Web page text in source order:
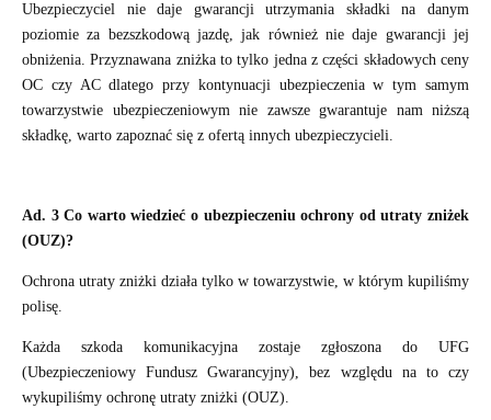
Ubezpieczyciel nie daje gwarancji utrzymania składki na danym
poziomie za bezszkodową jazdę, jak również nie daje gwarancji jej
obniżenia. Przyznawana zniżka to tylko jedna z części składowych ceny
OC czy AC dlatego przy kontynuacji ubezpieczenia w tym samym
towarzystwie ubezpieczeniowym nie zawsze gwarantuje nam niższą
składkę, warto zapoznać się z ofertą innych ubezpieczycieli.
Ad. 3 Co warto wiedzieć o ubezpieczeniu ochrony od utraty zniżek
(OUZ)?
Ochrona utraty zniżki działa tylko w towarzystwie, w którym kupiliśmy
polisę.
Każda szkoda komunikacyjna zostaje zgłoszona do UFG
(Ubezpieczeniowy Fundusz Gwarancyjny), bez względu na to czy
wykupiliśmy ochronę utraty zniżki (OUZ).